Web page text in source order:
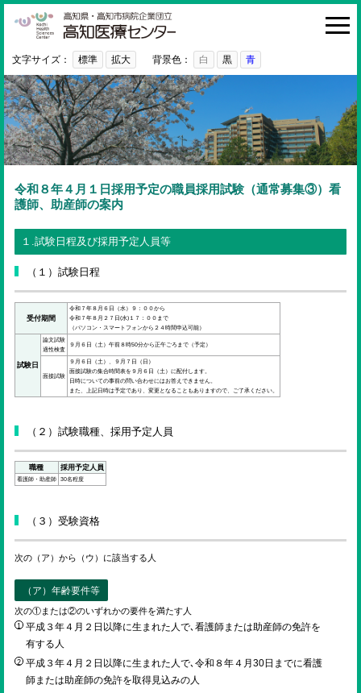
HOME
診療科・部門
外来
入院・お見舞い
病院紹介
医療関係者の方へ
利用ガイド
初めての方へ
採用情報
ご意見・ご要望
文字サイズ： 標準 拡大 背景色： 白 黒 青
令和８年４月１日採用予定の職員採用試験（通常募集③）看
護師、助産師の案内
１.試験日程及び採用予定人員等
（１）試験日程
受付期間
令和７年８月６日（水）９：００から
令和７年８月２７日(水)１７：００まで
（パソコン・スマートフォンから２４時間申込可能）
試験日
論文試験
適性検査
９月６日（土）午前８時50分から正午ごろまで（予定）
面接試験
９月６日（土）、９月７日（日）
面接試験の集合時間表を９月６日（土）に配付します。
日時についての事前の問い合わせにはお答えできません。
また、上記日時は予定であり、変更となることもありますので、ご了承ください。
（２）試験職種、採用予定人員
職種 採用予定人員
看護師・助産師 30名程度
（３）受験資格
次の（ア）から（ウ）に該当する人
（ア）年齢要件等
次の①または②のいずれかの要件を満たす人
平成３年４月２日以降に生まれた人で､看護師または助産師の免許を
有する人
平成３年４月２日以降に生まれた人で､令和８年４月30日までに看護
師または助産師の免許を取得見込みの人